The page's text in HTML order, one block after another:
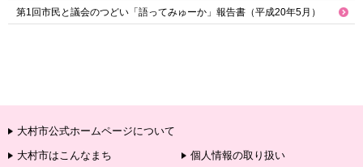
第1回市民と議会のつどい「語ってみゅーか」報告書（平成20年5月）
大村市公式ホームページについて
大村市はこんなまち
個人情報の取り扱い